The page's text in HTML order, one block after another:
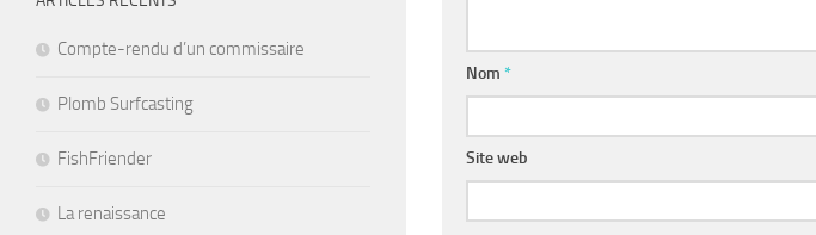
Nom *
Site web
Compte-rendu d’un commissaire
Plomb Surfcasting
FishFriender
La renaissance